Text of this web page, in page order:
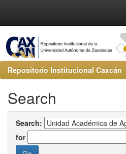
Repositorio Institucional Caxcán
Search
Search:
for